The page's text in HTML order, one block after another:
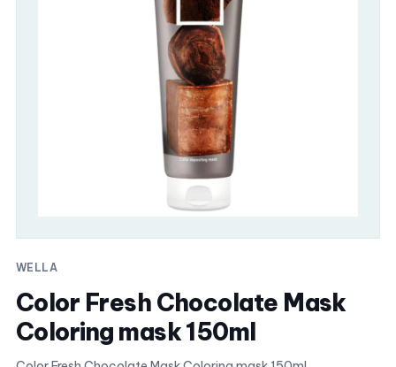
WELLA
Color Fresh Chocolate Mask
Coloring mask 150ml